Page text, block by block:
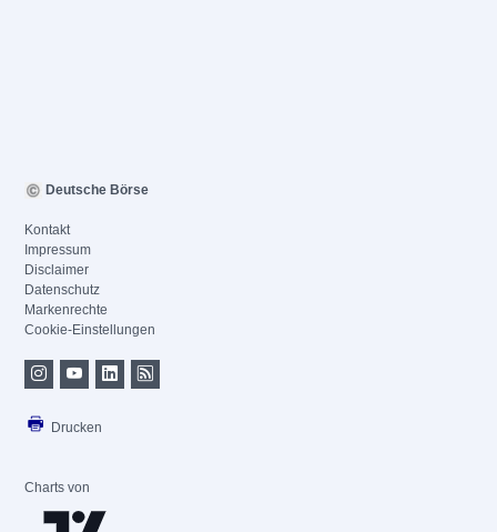
Deutsche Börse
Kontakt
Impressum
Disclaimer
Datenschutz
Markenrechte
Cookie-Einstellungen
Drucken
Charts von